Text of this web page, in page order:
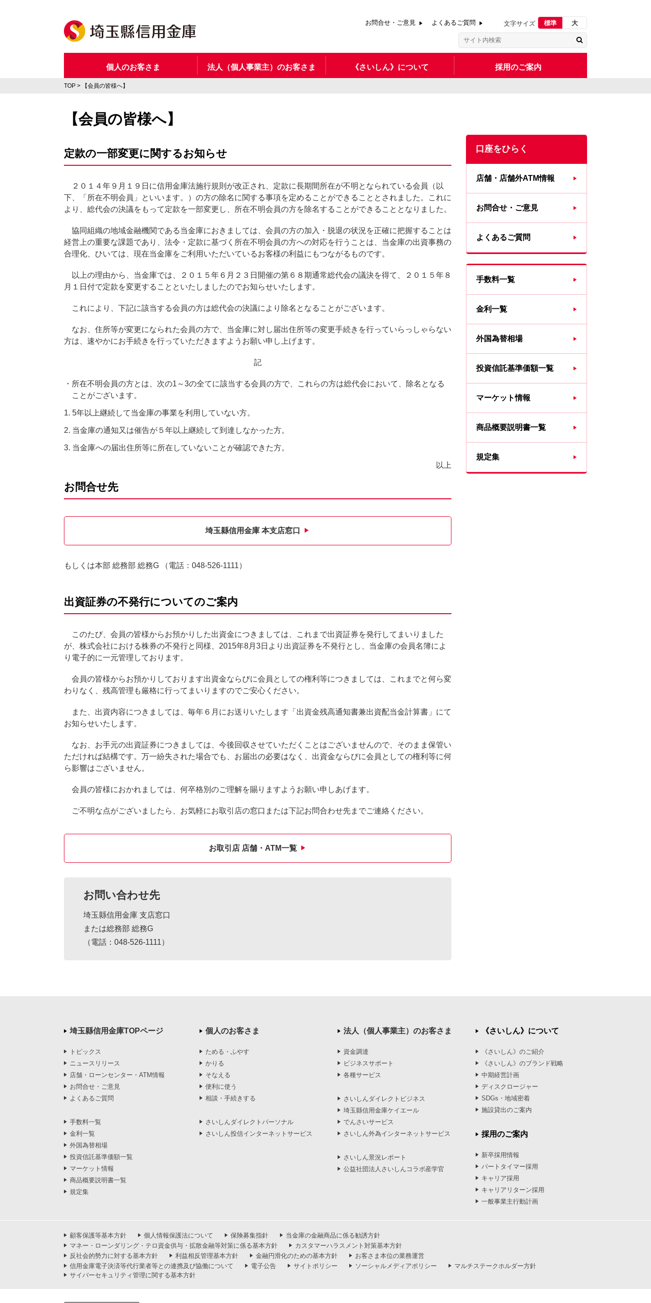
お問合せ・ご意見 よくあるご質問 文字サイズ 標準 大
個人のお客さま 法人（個人事業主）のお客さま 《さいしん》について 採用のご案内
TOP 【会員の皆様へ】
【会員の皆様へ】
定款の一部変更に関するお知らせ
２０１４年９月１９日に信用金庫法施行規則が改正され、定款に長期間所在が不明となられている会員（以
下、「所在不明会員」といいます。）の方の除名に関する事項を定めることができることとされました。これに
より、総代会の決議をもって定款を一部変更し、所在不明会員の方を除名することができることとなりました。
協同組織の地域金融機関である当金庫におきましては、会員の方の加入・脱退の状況を正確に把握することは
経営上の重要な課題であり、法令・定款に基づく所在不明会員の方への対応を行うことは、当金庫の出資事務の
合理化、ひいては、現在当金庫をご利用いただいているお客様の利益にもつながるものです。
以上の理由から、当金庫では、２０１５年６月２３日開催の第６８期通常総代会の議決を得て、２０１５年８
月１日付で定款を変更することといたしましたのでお知らせいたします。
これにより、下記に該当する会員の方は総代会の決議により除名となることがございます。
なお、住所等が変更になられた会員の方で、当金庫に対し届出住所等の変更手続きを行っていらっしゃらない
方は、速やかにお手続きを行っていただきますようお願い申し上げます。
記
・所在不明会員の方とは、次の1～3の全てに該当する会員の方で、これらの方は総代会において、除名となる
ことがございます。
1. 5年以上継続して当金庫の事業を利用していない方。
2. 当金庫の通知又は催告が５年以上継続して到達しなかった方。
3. 当金庫への届出住所等に所在していないことが確認できた方。
以上
お問合せ先
埼玉縣信用金庫 本支店窓口
もしくは本部 総務部 総務G （電話： 048-526-1111）
出資証券の不発行についてのご案内
このたび、会員の皆様からお預かりした出資金につきましては、これまで出資証券を発行してまいりました
が、株式会社における株券の不発行と同様、2015年8月3日より出資証券を不発行とし、当金庫の会員名簿によ
り電子的に一元管理しております。
会員の皆様からお預かりしております出資金ならびに会員としての権利等につきましては、これまでと何ら変
わりなく、残高管理も厳格に行ってまいりますのでご安心ください。
また、出資内容につきましては、毎年６月にお送りいたします「出資金残高通知書兼出資配当金計算書」にて
お知らせいたします。
なお、お手元の出資証券につきましては、今後回収させていただくことはございませんので、そのまま保管い
ただければ結構です。万一紛失された場合でも、お届出の必要はなく、出資金ならびに会員としての権利等に何
ら影響はございません。
会員の皆様におかれましては、何卒格別のご理解を賜りますようお願い申しあげます。
ご不明な点がございましたら、お気軽にお取引店の窓口または下記お問合わせ先までご連絡ください。
お取引店 店舗・ATM一覧
お問い合わせ先
埼玉縣信用金庫 支店窓口
または総務部 総務G
（電話： 048-526-1111）
口座をひらく
店舗・店舗外ATM情報
お問合せ・ご意見
よくあるご質問
手数料一覧
金利一覧
外国為替相場
投資信託基準価額一覧
マーケット情報
商品概要説明書一覧
規定集
埼玉縣信用金庫TOPページ
トピックス
ニュースリリース
店舗・ローンセンター・ATM情報
お問合せ・ご意見
よくあるご質問
手数料一覧
金利一覧
外国為替相場
投資信託基準価額一覧
マーケット情報
商品概要説明書一覧
規定集
個人のお客さま
ためる・ふやす
かりる
そなえる
便利に使う
相談・手続きする
さいしんダイレクトパーソナル
さいしん投信インターネットサービス
法人（個人事業主）のお客さま
資金調達
ビジネスサポート
各種サービス
さいしんダイレクトビジネス
埼玉縣信用金庫ケイエール
でんさいサービス
さいしん外為インターネットサービス
さいしん景況レポート
公益社団法人さいしんコラボ産学官
《さいしん》について
《さいしん》のご紹介
《さいしん》のブランド戦略
中期経営計画
ディスクロージャー
SDGs・地域密着
施設貸出のご案内
採用のご案内
新卒採用情報
パートタイマー採用
キャリア採用
キャリアリターン採用
一般事業主行動計画
顧客保護等基本方針 個人情報保護法について 保険募集指針
当金庫の金融商品に係る勧誘方針
マネー・ローンダリング・テロ資金供与・拡散金融等対策に係る基本方針
カスタマーハラスメント対策基本方針
反社会的勢力に対する基本方針
利益相反管理基本方針 金融円滑化のための基本方針
お客さま本位の業務運営
信用金庫電子決済等代行業者等との連携及び協働について
電子公告 サイトポリシー ソーシャルメディアポリシー
マルチステークホルダー方針
サイバーセキュリティ管理に関する基本方針